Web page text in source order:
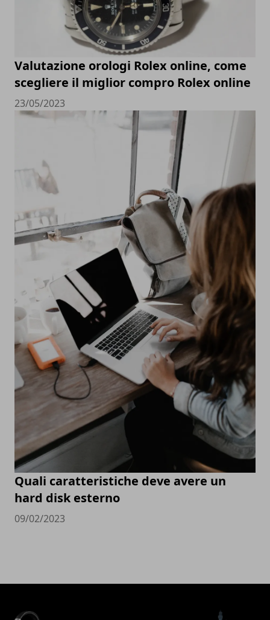
Valutazione orologi Rolex online, come
scegliere il miglior compro Rolex online
23/05/2023
Quali caratteristiche deve avere un
hard disk esterno
09/02/2023